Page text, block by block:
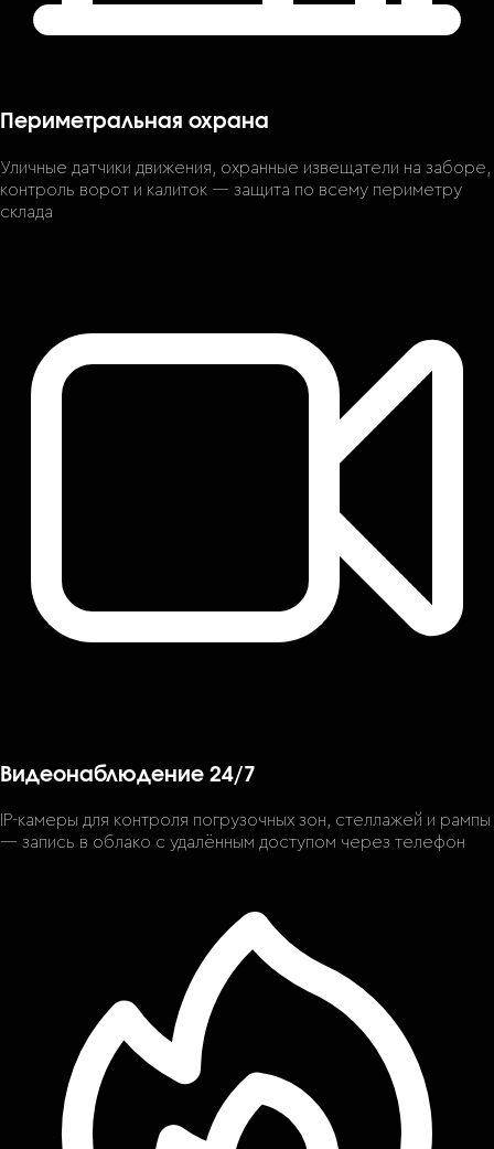
Периметральная охрана
Уличные датчики движения, охранные извещатели на заборе,
контроль ворот и калиток — защита по всему периметру
склада
Видеонаблюдение 24/7
IP-камеры для контроля погрузочных зон, стеллажей и рампы
— запись в облако с удалённым доступом через телефон